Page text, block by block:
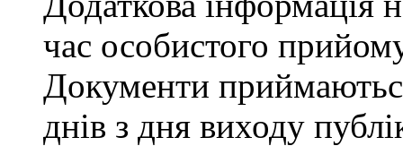
час особистого
Документи
днів з дня виходу